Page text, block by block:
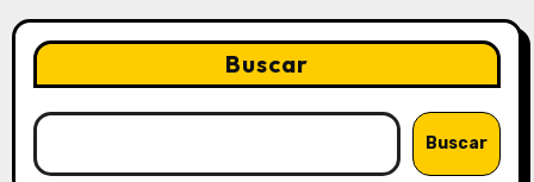
Buscar
Buscar